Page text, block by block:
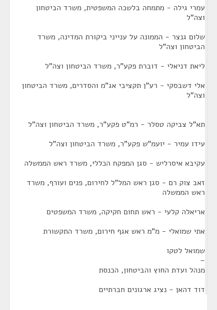
עמרי גילה - מתמחה בלשכה המשפטית, משרד הביטחון
וצה"ל
שלום גנצר - הממונה על ענייני ביקורת המדינה, משרד
הביטחון וצה"ל
ליאת דניאלי - דוברת פקע"ר, משרד הביטחון וצה"ל
אלי דשבסקי - רע"ן תקציבי אג"מ והסדרים, משרד הביטחון
וצה"ל
תא"ל צביקה טסלר - רמ"ט פקע"ר, משרד הביטחון וצה"ל
עידו עמיר - יועמ"ש פקע"ר, משרד הביטחון וצה"ל
עקיבא איסרליש - סגן המפקח הכללי, משרד ראש הממשלה
זאב צוק רם - סגן ראש המל"ל לחירום, פנים ועורף, משרד
ראש הממשלה
אריאלה קלעי - ראש תחום חקיקה, משרד המשפטים
אתי שמואלי - מ"מ ראש אגף חירום, משרד התקשורת
שמואל לטקו
​–
מנהל ועדת החוץ והביטחון, הכנסת
דוד דהאן - נציג ארגונים חברתיים